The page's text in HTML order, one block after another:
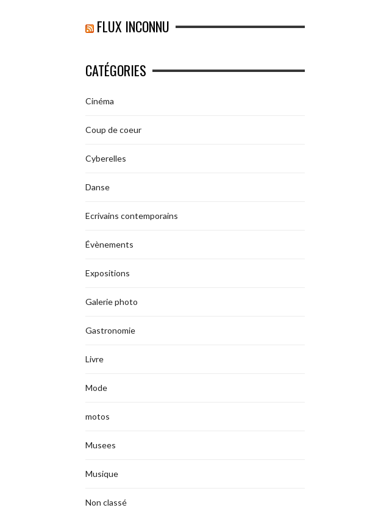
FLUX INCONNU
CATÉGORIES
Cinéma
Coup de coeur
Cyberelles
Danse
Ecrivains contemporains
Évènements
Expositions
Galerie photo
Gastronomie
Livre
Mode
motos
Musees
Musique
Non classé